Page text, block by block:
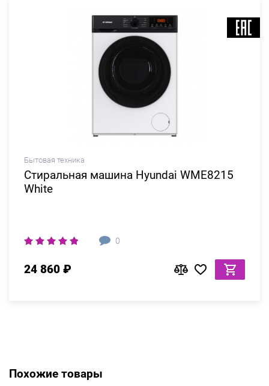
Бытовая техника
Стиральная машина Hyundai WME8215
White
0
24 860 ₽
Похожие товары